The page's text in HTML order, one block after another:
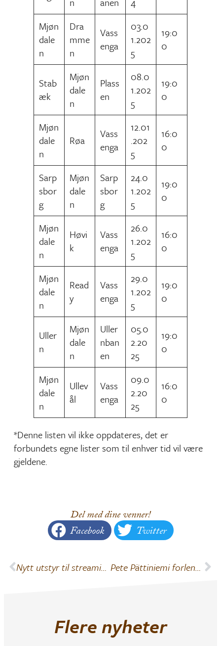
Mjøn
dale
n
Dra
mme
n
Vass
enga
03.0
1.202
5
19:0
0
Stab
æk
Mjøn
dale
n
Plass
en
08.0
1.202
5
19:0
0
Mjøn
dale
n
Røa
Vass
enga
12.01
.202
5
16:0
0
Sarp
sbor
g
Mjøn
dale
n
Sarp
sbor
g
24.0
1.202
5
19:0
0
Mjøn
dale
n
Høvi
k
Vass
enga
26.0
1.202
5
16:0
0
Mjøn
dale
n
Read
y
Vass
enga
29.0
1.202
5
19:0
0
Uller
n
Mjøn
dale
n
Uller
nban
en
05.0
2.20
25
19:0
0
Mjøn
dale
n
Ullev
ål
Vass
enga
09.0
2.20
25
16:0
0
*Denne listen vil ikke oppdateres, det er
forbundets egne lister som til enhver tid vil være
gjeldene.
Del med dine venner!
Facebook Twitter
Nytt utstyr til streaming-teamet Pete Pättiniemi forlenger sin kontrakt med Mjøndalen
Flere nyheter